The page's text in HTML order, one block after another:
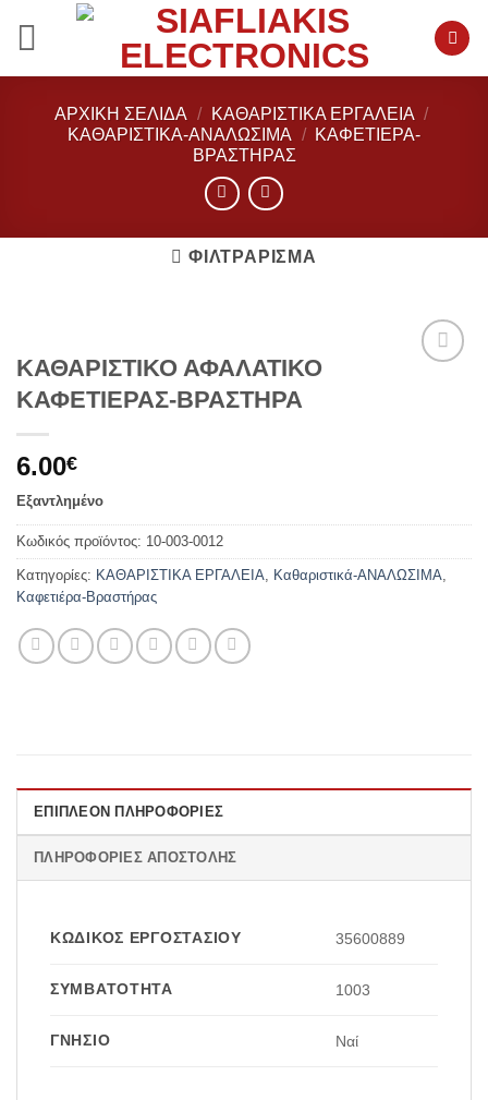
ΑΡΧΙΚΉ ΣΕΛΊΔΑ / ΚΑΘΑΡΙΣΤΙΚΑ ΕΡΓΑΛΕΙΑ /
ΚΑΘΑΡΙΣΤΙΚΆ-ΑΝΑΛΩΣΙΜΑ /
ΚΑΦΕΤΙΈΡΑ-
ΒΡΑΣΤΉΡΑΣ
ΦΙΛΤΡΆΡΙΣΜΑ
ΚΑΘΑΡΙΣΤΙΚΟ ΑΦΑΛΑΤΙΚΟ
ΚΑΦΕΤΙΕΡΑΣ-ΒΡΑΣΤΗΡΑ
6.00€
Εξαντλημένο
Κωδικός προϊόντος: 10-003-0012
Κατηγορίες: ΚΑΘΑΡΙΣΤΙΚΑ ΕΡΓΑΛΕΙΑ Καθαριστικά-ΑΝΑΛΩΣΙΜΑ
Καφετιέρα-Βραστήρας
ΕΠΙΠΛΈΟΝ ΠΛΗΡΟΦΟΡΊΕΣ
ΠΛΗΡΟΦΟΡΊΕΣ ΑΠΟΣΤΟΛΉΣ
ΚΩΔΙΚΌΣ ΕΡΓΟΣΤΑΣΊΟΥ 35600889
ΣΥΜΒΑΤΌΤΗΤΑ 1003
ΓΝΉΣΙΟ Ναί